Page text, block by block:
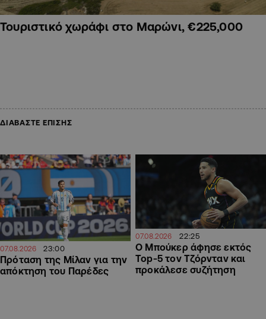
Τουριστικό χωράφι στο Μαρώνι, €225,000
ΔΙΑΒΑΣΤΕ ΕΠΙΣΗΣ
07.08.2026 23:00
Πρόταση της Μίλαν για την
απόκτηση του Παρέδες
07.08.2026 22:25
Ο Μπούκερ άφησε εκτός
Top-5 τον Τζόρνταν και
προκάλεσε συζήτηση